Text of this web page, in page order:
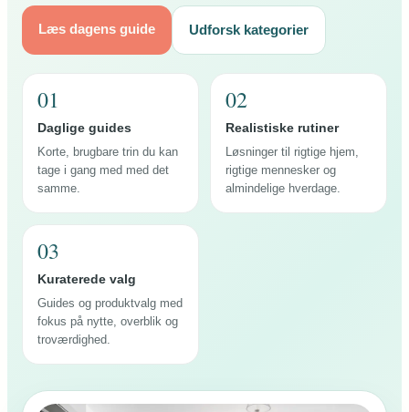
Læs dagens guide Udforsk kategorier
01
Daglige guides
Korte, brugbare trin du kan
tage i gang med med det
samme.
02
Realistiske rutiner
Løsninger til rigtige hjem,
rigtige mennesker og
almindelige hverdage.
03
Kuraterede valg
Guides og produktvalg med
fokus på nytte, overblik og
troværdighed.